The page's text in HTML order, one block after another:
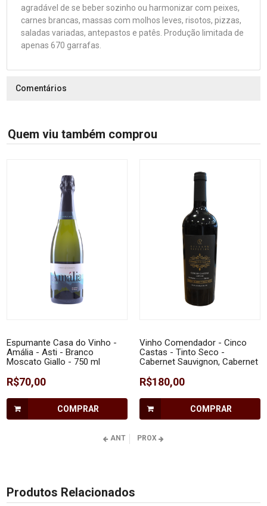
agradável de se beber sozinho ou harmonizar com peixes,
carnes brancas, massas com molhos leves, risotos, pizzas,
saladas variadas, antepastos e patês. Produção limitada de
apenas 670 garrafas.
Comentários
Quem viu também comprou
Espumante Casa do Vinho -
Amália - Asti - Branco
Moscato Giallo - 750 ml
R$70,00
COMPRAR
Vinho Comendador - Cinco
Castas - Tinto Seco -
Cabernet Sauvignon, Cabernet
750 ml
R$180,00
COMPRAR
ANT PROX
Produtos Relacionados